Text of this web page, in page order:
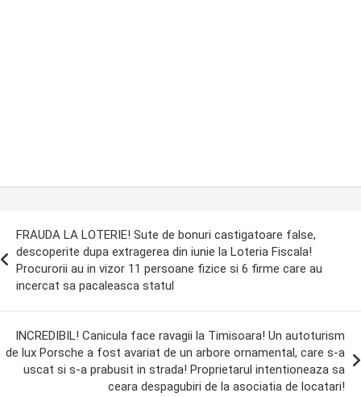
FRAUDA LA LOTERIE! Sute de bonuri castigatoare false,
descoperite dupa extragerea din iunie la Loteria Fiscala!
Procurorii au in vizor 11 persoane fizice si 6 firme care au
incercat sa pacaleasca statul
INCREDIBIL! Canicula face ravagii la Timisoara! Un autoturism
de lux Porsche a fost avariat de un arbore ornamental, care s-a
uscat si s-a prabusit in strada! Proprietarul intentioneaza sa
ceara despagubiri de la asociatia de locatari!